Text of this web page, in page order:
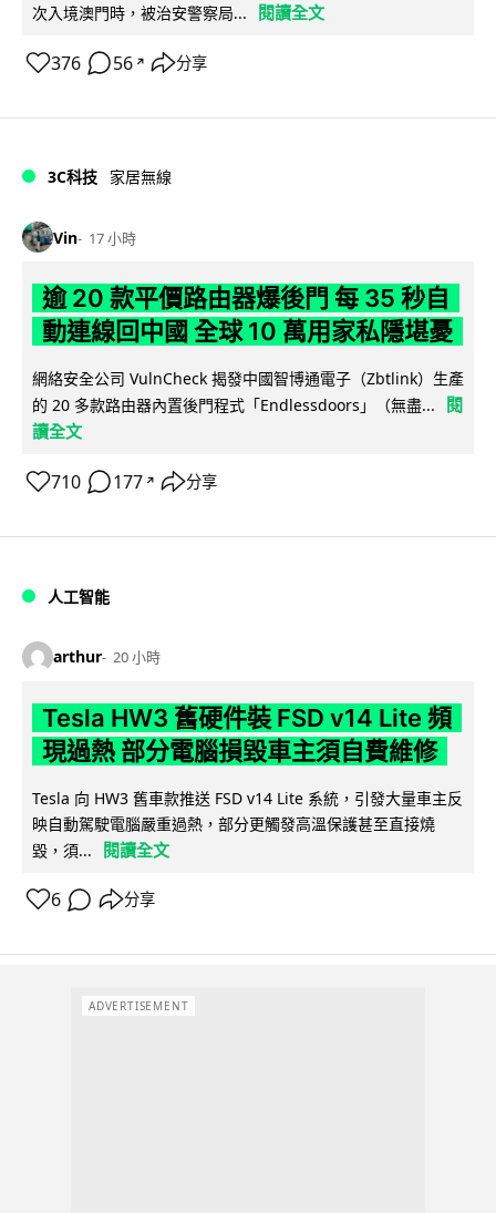
次入境澳門時，被治安警察局...
閱讀全文
376 56 ↗ 分享
3C科技 家居無線
Vin 17 小時
逾 20 款平價路由器爆後門 每 35 秒自
動連線回中國 全球 10 萬用家私隱堪憂
網絡安全公司 VulnCheck 揭發中國智博通電子（Zbtlink）生產
的 20 多款路由器內置後門程式「Endlessdoors」（無盡...
閱
讀全文
710 177 ↗ 分享
人工智能
arthur 20 小時
Tesla HW3 舊硬件裝 FSD v14 Lite 頻
現過熱 部分電腦損毀車主須自費維修
Tesla 向 HW3 舊車款推送 FSD v14 Lite 系統，引發大量車主反
映自動駕駛電腦嚴重過熱，部分更觸發高溫保護甚至直接燒
毀，須...
閱讀全文
6 分享
ADVERTISEMENT